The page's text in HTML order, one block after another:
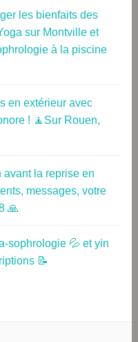
les bienfaits des
sur Montville et
à la piscine
en extérieur avec
! 🧘Sur Rouen,
la reprise en
messages, votre
🙏
sophrologie 💦 et yin
📝